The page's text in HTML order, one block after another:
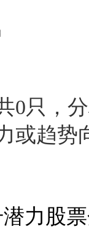
0只，
或趋势
力股